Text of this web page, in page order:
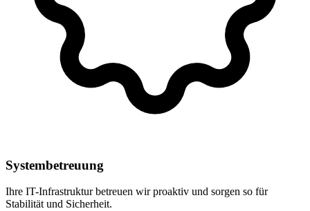
Systembetreuung
Ihre IT-Infrastruktur betreuen wir proaktiv und sorgen so für
Stabilität und Sicherheit.